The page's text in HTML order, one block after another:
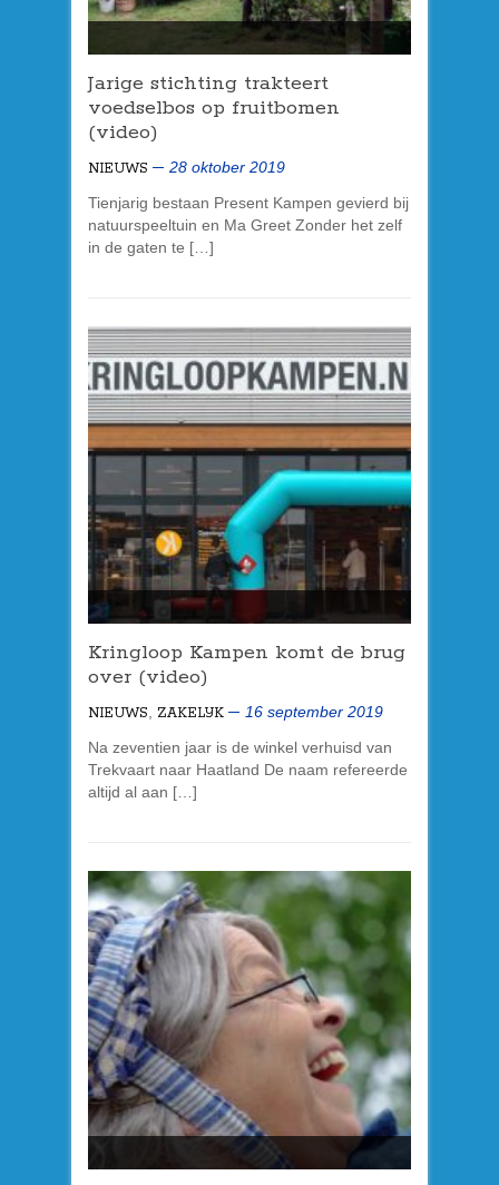
Jarige stichting trakteert
voedselbos op fruitbomen
(video)
NIEUWS
28 oktober 2019
Tienjarig bestaan Present Kampen gevierd bij
natuurspeeltuin en Ma Greet Zonder het zelf
in de gaten te […]
Kringloop Kampen komt de brug
over (video)
NIEUWS, ZAKELIJK
16 september 2019
Na zeventien jaar is de winkel verhuisd van
Trekvaart naar Haatland De naam refereerde
altijd al aan […]